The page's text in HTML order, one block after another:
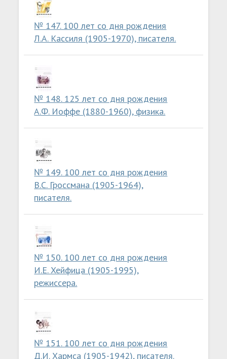
№ 147. 100 лет со дня рождения
Л.А. Кассиля (1905-1970), писателя.
№ 148. 125 лет со дня рождения
А.Ф. Иоффе (1880-1960), физика.
№ 149. 100 лет со дня рождения
В.С. Гроссмана (1905-1964),
писателя.
№ 150. 100 лет со дня рождения
И.Е. Хейфица (1905-1995),
режиссера.
№ 151. 100 лет со дня рождения
Д.И. Хармса (1905-1942), писателя.